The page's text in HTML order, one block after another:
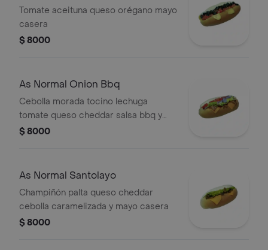
Tomate aceituna queso orégano mayo
casera
$ 8000
As Normal Onion Bbq
Cebolla morada tocino lechuga
tomate queso cheddar salsa bbq y
mayo casera
$ 8000
As Normal Santolayo
Champiñón palta queso cheddar
cebolla caramelizada y mayo casera
$ 8000